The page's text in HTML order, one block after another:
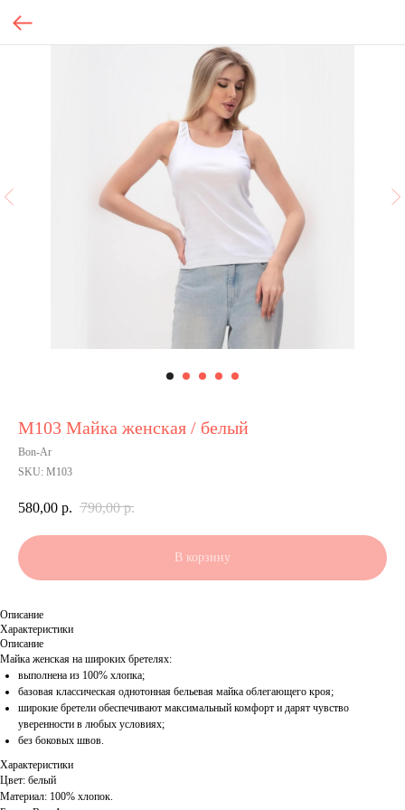
М103 Майка женская / белый
Bon-Ar
SKU: М103
580,00 р. 790,00 р.
В корзину
Описание
Характеристики
Описание
Майка женская на широких бретелях:
выполнена из 100% хлопка;
базовая классическая однотонная бельевая майка облегающего кроя;
широкие бретели обеспечивают максимальный комфорт и дарят чувство
уверенности в любых условиях;
без боковых швов.
Характеристики
Цвет: белый
Материал: 100% хлопок.